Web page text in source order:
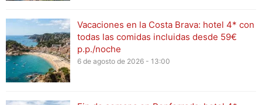
Vacaciones en la Costa Brava: hotel 4* con
todas las comidas incluidas desde 59€
p.p./noche
6 de agosto de 2026 - 13:00